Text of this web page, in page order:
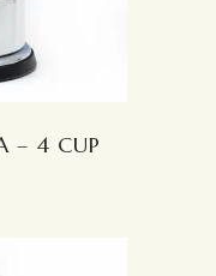
– 4 CUP